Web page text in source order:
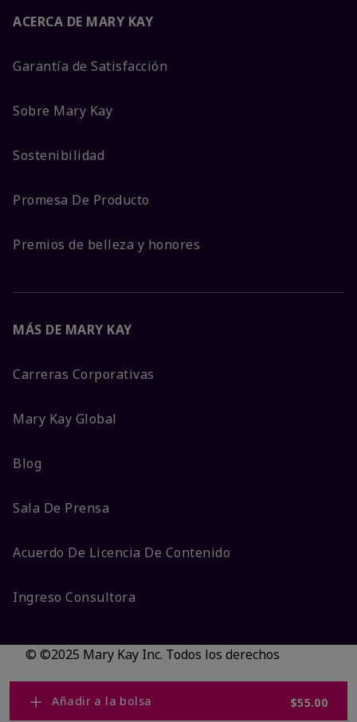
Añadir a la bolsa $55.00
ACERCA DE MARY KAY
Garantía de Satisfacción
Sobre Mary Kay
Sostenibilidad
Promesa De Producto
Premios de belleza y honores
MÁS DE MARY KAY
Carreras Corporativas
Mary Kay Global
Blog
Sala De Prensa
Acuerdo De Licencia De Contenido
Ingreso Consultora
© ©2025 Mary Kay Inc. Todos los derechos
Código DSA/Queja al Código
Privacidad